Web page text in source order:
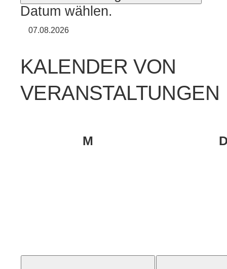
Datum wählen.
KALENDER VON
VERANSTALTUNGEN
MMONTAG